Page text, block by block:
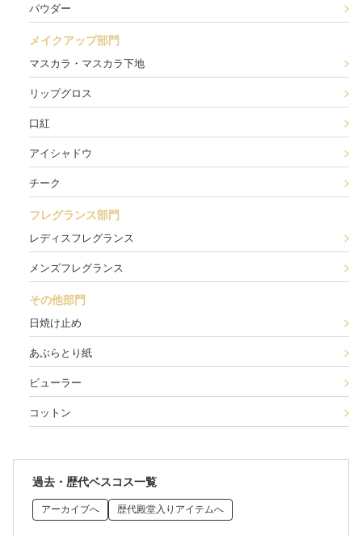
パウダー
メイクアップ部門
マスカラ・マスカラ下地
リップグロス
口紅
アイシャドウ
チーク
フレグランス部門
レディスフレグランス
メンズフレグランス
その他部門
日焼け止め
あぶらとり紙
ビューラー
コットン
過去・歴代ベスコス一覧
アーカイブへ 歴代殿堂入りアイテムへ